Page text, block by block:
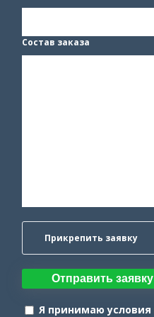
Состав заказа
Прикрепить заявку
Отправить заявку
Я принимаю условия